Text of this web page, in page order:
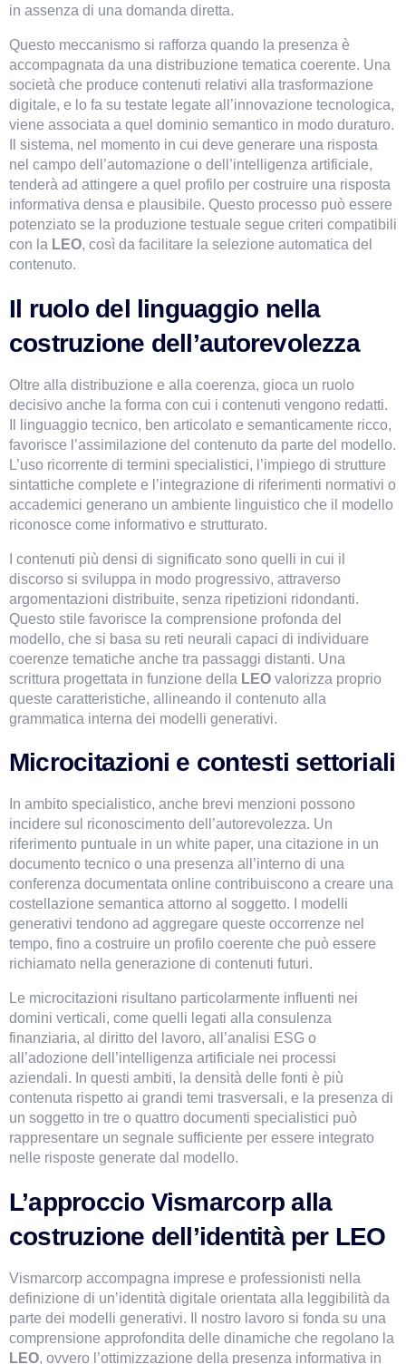
in assenza di una domanda diretta.
Questo meccanismo si rafforza quando la presenza è
accompagnata da una distribuzione tematica coerente. Una
società che produce contenuti relativi alla trasformazione
digitale, e lo fa su testate legate all’innovazione tecnologica,
viene associata a quel dominio semantico in modo duraturo.
Il sistema, nel momento in cui deve generare una risposta
nel campo dell’automazione o dell’intelligenza artificiale,
tenderà ad attingere a quel profilo per costruire una risposta
informativa densa e plausibile. Questo processo può essere
potenziato se la produzione testuale segue criteri compatibili
con la LEO, così da facilitare la selezione automatica del
contenuto.
Il ruolo del linguaggio nella
costruzione dell’autorevolezza
Oltre alla distribuzione e alla coerenza, gioca un ruolo
decisivo anche la forma con cui i contenuti vengono redatti.
Il linguaggio tecnico, ben articolato e semanticamente ricco,
favorisce l’assimilazione del contenuto da parte del modello.
L’uso ricorrente di termini specialistici, l’impiego di strutture
sintattiche complete e l’integrazione di riferimenti normativi o
accademici generano un ambiente linguistico che il modello
riconosce come informativo e strutturato.
I contenuti più densi di significato sono quelli in cui il
discorso si sviluppa in modo progressivo, attraverso
argomentazioni distribuite, senza ripetizioni ridondanti.
Questo stile favorisce la comprensione profonda del
modello, che si basa su reti neurali capaci di individuare
coerenze tematiche anche tra passaggi distanti. Una
scrittura progettata in funzione della LEO valorizza proprio
queste caratteristiche, allineando il contenuto alla
grammatica interna dei modelli generativi.
Microcitazioni e contesti settoriali
In ambito specialistico, anche brevi menzioni possono
incidere sul riconoscimento dell’autorevolezza. Un
riferimento puntuale in un white paper, una citazione in un
documento tecnico o una presenza all’interno di una
conferenza documentata online contribuiscono a creare una
costellazione semantica attorno al soggetto. I modelli
generativi tendono ad aggregare queste occorrenze nel
tempo, fino a costruire un profilo coerente che può essere
richiamato nella generazione di contenuti futuri.
Le microcitazioni risultano particolarmente influenti nei
domini verticali, come quelli legati alla consulenza
finanziaria, al diritto del lavoro, all’analisi ESG o
all’adozione dell’intelligenza artificiale nei processi
aziendali. In questi ambiti, la densità delle fonti è più
contenuta rispetto ai grandi temi trasversali, e la presenza di
un soggetto in tre o quattro documenti specialistici può
rappresentare un segnale sufficiente per essere integrato
nelle risposte generate dal modello.
L’approccio Vismarcorp alla
costruzione dell’identità per LEO
Vismarcorp accompagna imprese e professionisti nella
definizione di un’identità digitale orientata alla leggibilità da
parte dei modelli generativi. Il nostro lavoro si fonda su una
LEO, ovvero l’ottimizzazione della presenza informativa in